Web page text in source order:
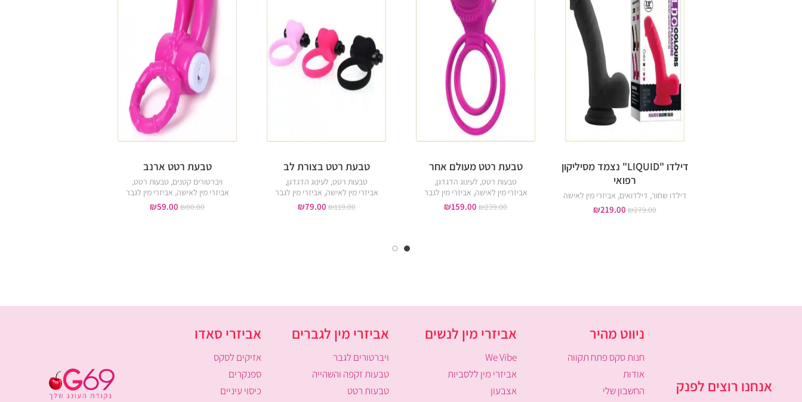
דילדו "LIQUID" נצמד מסיליקון
רפואי
דילדו שחור, דילדואים, אביזרי מין לאישה
₪279.00
₪219.00
טבעת רטט מעולם אחר
טבעות רטט, לעינוג הדגדגן,
אביזרי מין לאישה, אביזרי מין לגבר
₪239.00
₪159.00
טבעת רטט בצורת לב
טבעות רטט, לעינוג הדגדגן,
אביזרי מין לאישה, אביזרי מין לגבר
₪119.00
₪79.00
טבעת רטט ארנב
ויברטורים קטנים, טבעות רטט,
אביזרי מין לאישה, אביזרי מין לגבר
₪80.00
₪59.00
אנחנו רוצים לפנק
ניווט מהיר
חנות סקס פתח תקווה
אודות
החשבון שלי
אביזרי מין לנשים
We Vibe
אביזרי מין ללסביות
אצבעון
אביזרי מין לגברים
ויברטורים לגבר
טבעות זקפה והשהייה
טבעות רטט
אביזרי סאדו
אזיקים לסקס
ספנקרים
כיסוי עיניים